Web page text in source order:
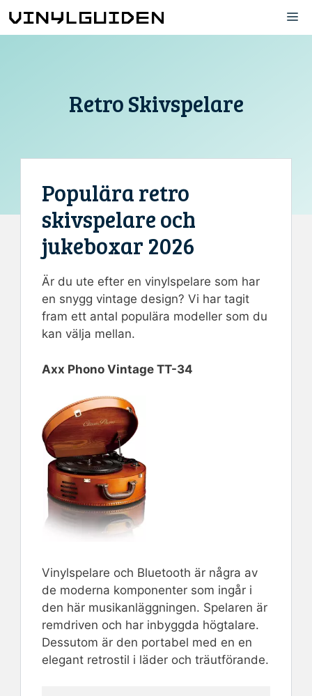
till
Retro Skivspelare
Populära retro
skivspelare och
jukeboxar 2026
Är du ute efter en vinylspelare som har
en snygg vintage design? Vi har tagit
fram ett antal populära modeller som du
kan välja mellan.
Axx Phono Vintage TT-34
Vinylspelare och Bluetooth är några av
de moderna komponenter som ingår i
den här musikanläggningen. Spelaren är
remdriven och har inbyggda högtalare.
Dessutom är den portabel med en en
elegant retrostil i läder och träutförande.